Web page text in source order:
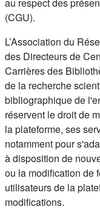
(CGU).
L’Association du
des Directeurs de
Carrières des
de la recherche
bibliographique de
réservent le droit de
la plateforme, ses
notamment pour
à disposition de
ou la modification de
utilisateurs de la
modifications.